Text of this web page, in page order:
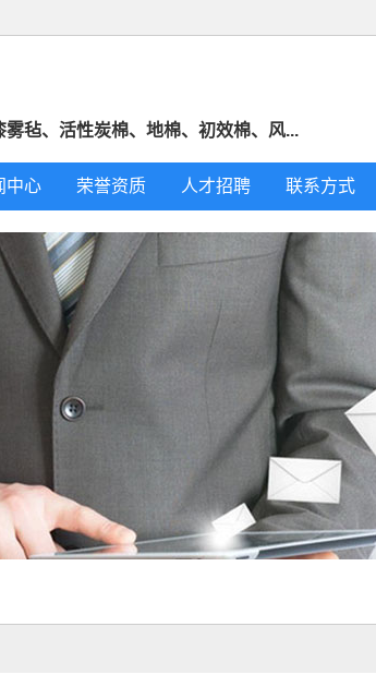
毡、活性炭棉、地棉、初效棉、风...
中心 荣誉资质 人才招聘 联系方式